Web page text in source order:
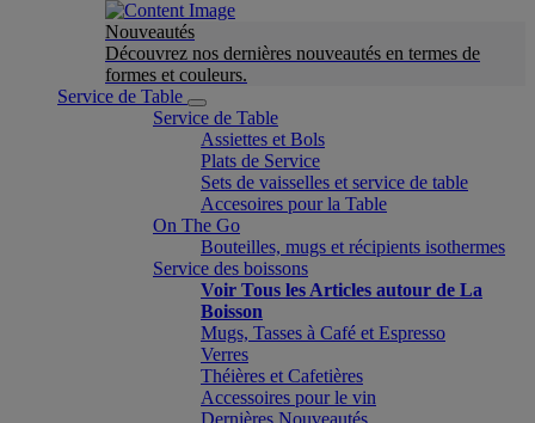
Nouveautés
Découvrez nos dernières nouveautés en termes de
formes et couleurs.
Service de Table
Service de Table
Assiettes et Bols
Plats de Service
Sets de vaisselles et service de table
Accesoires pour la Table
On The Go
Bouteilles, mugs et récipients isothermes
Service des boissons
Voir Tous les Articles autour de La
Boisson
Mugs, Tasses à Café et Espresso
Verres
Théières et Cafetières
Accessoires pour le vin
Dernières Nouveautés